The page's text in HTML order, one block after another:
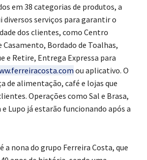
em 38 categorias de produtos, a
diversos serviços para garantir o
dos clientes, como Centro
Bordado de Toalhas,
e Retire, Entrega Expressa para
ou aplicativo. O
de alimentação, café e lojas que
Operações como Sal e Brasa,
e Lupo já estarão funcionando após a
a nona do grupo Ferreira Costa, que